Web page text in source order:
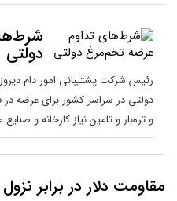
مقاومت دلار در برابر نزول
دولتی
​​​​​​​رئیس شرکت پشتیبانی امور دام
دولتی در سراسر کشور برای عرضه در
و تره‌بار و تامین نیاز کارخانه و